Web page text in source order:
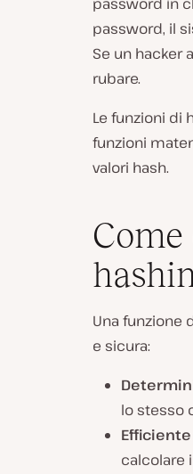
password, il
Se un hacker
rubare.
Le funzioni di
funzioni
valori hash.
Una funzione
e sicura:
lo stesso
Efficiente
calcolare